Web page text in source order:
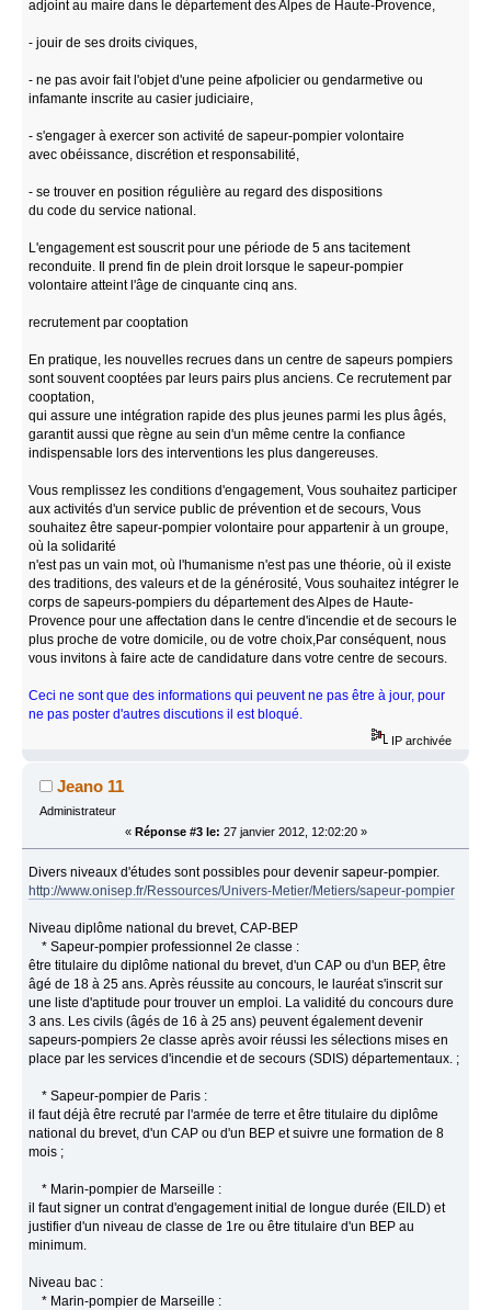
adjoint au maire dans le département des Alpes de Haute-Provence,
- jouir de ses droits civiques,
- ne pas avoir fait l'objet d'une peine afpolicier ou gendarmetive ou
infamante inscrite au casier judiciaire,
- s'engager à exercer son activité de sapeur-pompier volontaire
avec obéissance, discrétion et responsabilité,
- se trouver en position régulière au regard des dispositions
du code du service national.
L'engagement est souscrit pour une période de 5 ans tacitement
reconduite. Il prend fin de plein droit lorsque le sapeur-pompier
volontaire atteint l'âge de cinquante cinq ans.
recrutement par cooptation
En pratique, les nouvelles recrues dans un centre de sapeurs pompiers
sont souvent cooptées par leurs pairs plus anciens. Ce recrutement par
cooptation,
qui assure une intégration rapide des plus jeunes parmi les plus âgés,
garantit aussi que règne au sein d'un même centre la confiance
indispensable lors des interventions les plus dangereuses.
Vous remplissez les conditions d'engagement, Vous souhaitez participer
aux activités d'un service public de prévention et de secours, Vous
souhaitez être sapeur-pompier volontaire pour appartenir à un groupe,
où la solidarité
n'est pas un vain mot, où l'humanisme n'est pas une théorie, où il existe
des traditions, des valeurs et de la générosité, Vous souhaitez intégrer le
corps de sapeurs-pompiers du département des Alpes de Haute-
Provence pour une affectation dans le centre d'incendie et de secours le
plus proche de votre domicile, ou de votre choix,Par conséquent, nous
vous invitons à faire acte de candidature dans votre centre de secours.
Ceci ne sont que des informations qui peuvent ne pas être à jour, pour
ne pas poster d'autres discutions il est bloqué.
IP archivée
Jeano 11
Administrateur
« Réponse #3 le: 27 janvier 2012, 12:02:20 »
Divers niveaux d'études sont possibles pour devenir sapeur-pompier.
http://www.onisep.fr/Ressources/Univers-Metier/Metiers/sapeur-pompier
Niveau diplôme national du brevet, CAP-BEP
* Sapeur-pompier professionnel 2e classe :
être titulaire du diplôme national du brevet, d'un CAP ou d'un BEP, être
âgé de 18 à 25 ans. Après réussite au concours, le lauréat s'inscrit sur
une liste d'aptitude pour trouver un emploi. La validité du concours dure
3 ans. Les civils (âgés de 16 à 25 ans) peuvent également devenir
sapeurs-pompiers 2e classe après avoir réussi les sélections mises en
place par les services d'incendie et de secours (SDIS) départementaux. ;
* Sapeur-pompier de Paris :
il faut déjà être recruté par l'armée de terre et être titulaire du diplôme
national du brevet, d'un CAP ou d'un BEP et suivre une formation de 8
mois ;
* Marin-pompier de Marseille :
il faut signer un contrat d'engagement initial de longue durée (EILD) et
justifier d'un niveau de classe de 1re ou être titulaire d'un BEP au
minimum.
Niveau bac :
* Marin-pompier de Marseille :